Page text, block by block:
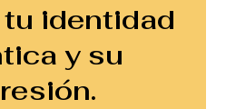
identidad
y su